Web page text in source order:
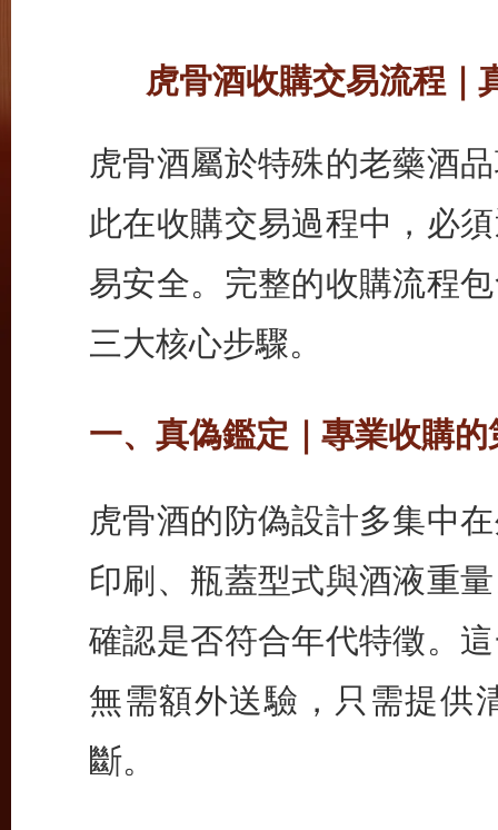
虎骨酒收購交易流程｜
虎骨酒屬於特殊的老藥酒
此在收購交易過程中，必
易安全。完整的收購流程
三大核心步驟。
一、真偽鑑定｜專業收購
虎骨酒的防偽設計多集中
印刷、瓶蓋型式與酒液重
確認是否符合年代特徵。
無需額外送驗，只需提供
斷。